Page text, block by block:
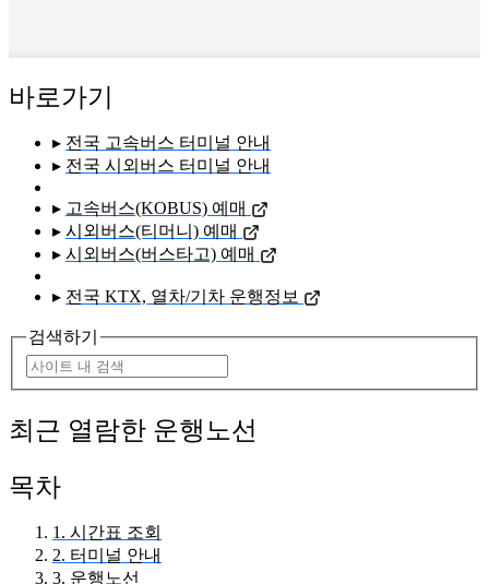
바로가기
▸ 전국 고속버스 터미널 안내
▸ 전국 시외버스 터미널 안내
▸ 고속버스(KOBUS) 예매
▸ 시외버스(티머니) 예매
▸ 시외버스(버스타고) 예매
▸ 전국 KTX, 열차/기차 운행정보
검색하기
최근 열람한 운행노선
목차
1. 시간표 조회
2. 터미널 안내
3. 운행노선